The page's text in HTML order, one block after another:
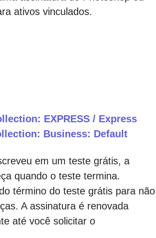
ativos vinculados.
EXPRESS / Express
Business: Default
em um teste grátis, a
quando o teste termina.
término do teste grátis para não
A assinatura é renovada
até você solicitar o